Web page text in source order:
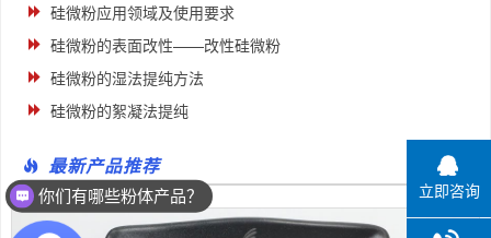
硅微粉应用领域及使用要求
硅微粉的表面改性——改性硅微粉
硅微粉的湿法提纯方法
硅微粉的絮凝法提纯
最新产品推荐
立即咨询
你们有哪些粉体产品？